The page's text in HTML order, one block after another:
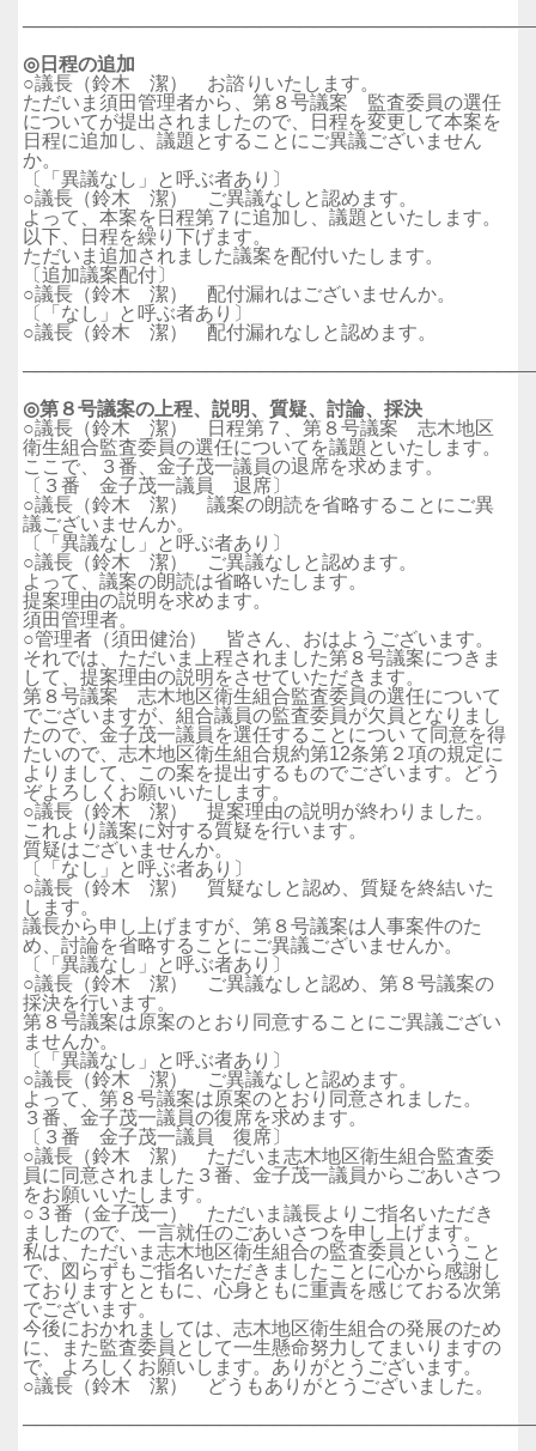
◎日程の追加
○議長（鈴木 潔） お諮りいたします。
ただいま須田管理者から、第８号議案 監査委員の選任
についてが提出されましたので、日程を変更して本案を
日程に追加し、議題とすることにご異議ございません
か。
〔「異議なし」と呼ぶ者あり〕
○議長（鈴木 潔） ご異議なしと認めます。
よって、本案を日程第７に追加し、議題といたします。
以下、日程を繰り下げます。
ただいま追加されました議案を配付いたします。
〔追加議案配付〕
○議長（鈴木 潔） 配付漏れはございませんか。
〔「なし」と呼ぶ者あり〕
○議長（鈴木 潔） 配付漏れなしと認めます。
◎第８号議案の上程、説明、質疑、討論、採決
○議長（鈴木 潔） 日程第７、第８号議案 志木地区
衛生組合監査委員の選任についてを議題といたします。
ここで、３番、金子茂一議員の退席を求めます。
〔３番 金子茂一議員 退席〕
○議長（鈴木 潔） 議案の朗読を省略することにご異
議ございませんか。
〔「異議なし」と呼ぶ者あり〕
○議長（鈴木 潔） ご異議なしと認めます。
よって、議案の朗読は省略いたします。
提案理由の説明を求めます。
須田管理者。
○管理者（須田健治） 皆さん、おはようございます。
それでは、ただいま上程されました第８号議案につきま
して、提案理由の説明をさせていただきます。
第８号議案 志木地区衛生組合監査委員の選任について
でございますが、組合議員の監査委員が欠員となりまし
たので、金子茂一議員を選任することについ て同意を得
たいので、志木地区衛生組合規約第12条第２項の規定に
よりまして、この案を提出するものでございます。どう
ぞよろしくお願いいたします。
○議長（鈴木 潔） 提案理由の説明が終わりました。
これより議案に対する質疑を行います。
質疑はございませんか。
〔「なし」と呼ぶ者あり〕
○議長（鈴木 潔） 質疑なしと認め、質疑を終結いた
します。
議長から申し上げますが、第８号議案は人事案件のた
め、討論を省略することにご異議ございませんか。
〔「異議なし」と呼ぶ者あり〕
○議長（鈴木 潔） ご異議なしと認め、第８号議案の
採決を行います。
第８号議案は原案のとおり同意することにご異議ござい
ませんか。
〔「異議なし」と呼ぶ者あり〕
○議長（鈴木 潔） ご異議なしと認めます。
よって、第８号議案は原案のとおり同意されました。
３番、金子茂一議員の復席を求めます。
〔３番 金子茂一議員 復席〕
○議長（鈴木 潔） ただいま志木地区衛生組合監査委
員に同意されました３番、金子茂一議員からごあいさつ
をお願いいたします。
○３番（金子茂一） ただいま議長よりご指名いただき
ましたので、一言就任のごあいさつを申し上げます。
私は、ただいま志木地区衛生組合の監査委員ということ
で、図らずもご指名いただきましたことに心から感謝し
ておりますとともに、心身ともに重責を感じておる次第
でございます。
今後におかれましては、志木地区衛生組合の発展のため
に、また監査委員として一生懸命努力してまいりますの
で、よろしくお願いします。ありがとうございます。
○議長（鈴木 潔） どうもありがとうございました。